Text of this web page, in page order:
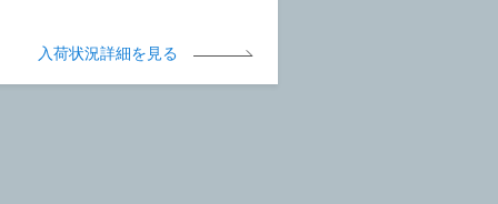
入荷状況詳細を見る